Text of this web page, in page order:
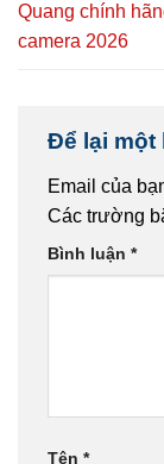
Quang chính
camera 2026
Để lại một
Email của
Các trường
Bình luận *
Tên *